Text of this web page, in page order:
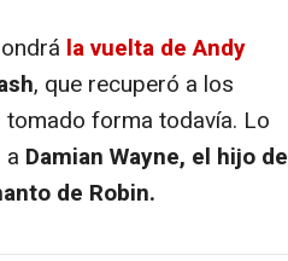
la vuelta de Andy
, que recuperó a los
tomado forma todavía. Lo
Damian Wayne, el hijo de
de Robin.